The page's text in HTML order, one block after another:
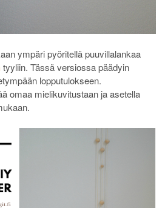
ympäri pyöritellä puuvillalankaa
tyyliin. Tässä versiossa päädyin
lopputulokseen.
omaa mielikuvitustaan ja asetella